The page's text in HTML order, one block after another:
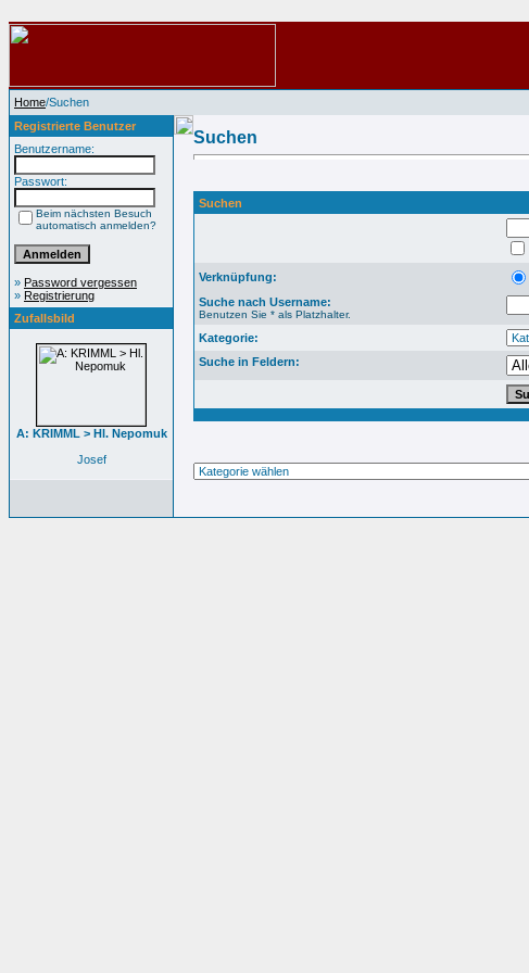
Home/Suchen
Registrierte Benutzer
Benutzername:
Passwort:
Beim nächsten Besuch
automatisch anmelden?
» Password vergessen
» Registrierung
Zufallsbild
A: KRIMML > Hl. Nepomuk
Josef
Suchen
Suchen
Verknüpfung:
Suche nach Username:
Benutzen Sie * als Platzhalter.
Kategorie:
Suche in Feldern: